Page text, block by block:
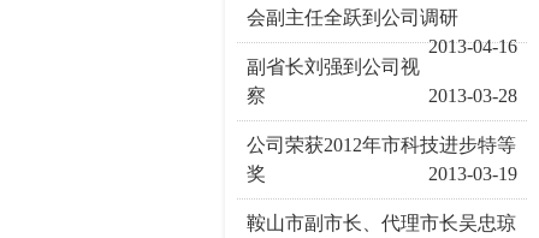
会副主任全跃到公司调研
2013-04-16
副省长刘强到公司视
察
2013-03-28
公司荣获2012年市科技进步特等
奖
2013-03-19
鞍山市副市长、代理市长吴忠琼